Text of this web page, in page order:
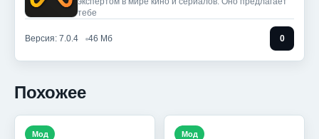
тебе
Версия: 7.0.4 46 Мб 0
Похожее
Мод Мод